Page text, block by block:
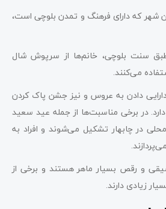
که دارای فرهنگ و تمدن بلوچی است،
سنت بلوچی، خانم‌ها از سرپوش شال
می‌کنند.
دادن به عروس و نیز جشن پاک کردن
در برخی مناسبت‌ها از جمله عید سعید
محلی در چابهار تشکیل می‌شوند و افراد به
و رقص بسیار ماهر هستند و برخی از
زیادی دارند.